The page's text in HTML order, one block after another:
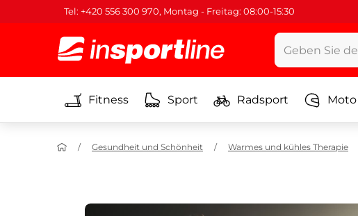
Tel: +420 556 300 970, Montag - Freitag: 08:00-15:30
Fitness Sport Radsport Moto
Gesundheit und Schönheit Warmes und kühles Therapie